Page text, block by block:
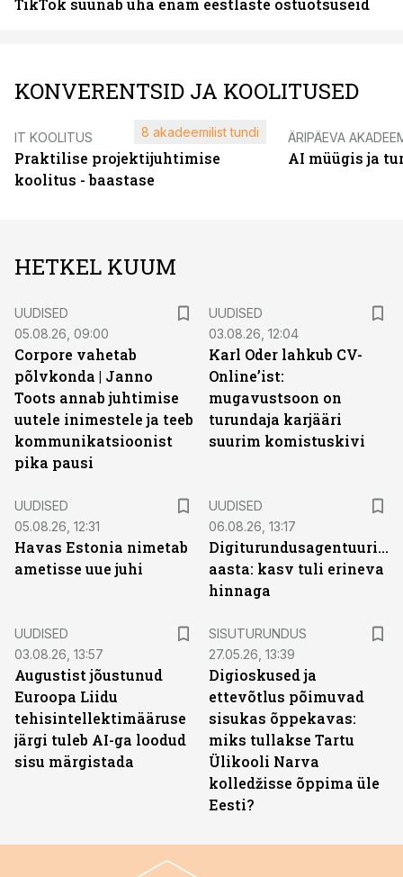
TikTok suunab üha enam eestlaste ostuotsuseid
KONVERENTSID JA KOOLITUSED
IT KOOLITUS
Praktilise projektijuhtimise
koolitus - baastase
8 akadeemilist tundi ÄRIPÄEVA
AI müügis ja
HETKEL KUUM
UUDISED
05.08.26, 09:00
Corpore vahetab
põlvkonda | Janno
Toots annab juhtimise
uutele inimestele ja teeb
kommunikatsioonist
pika pausi
UUDISED
03.08.26, 12:04
Karl Oder lahkub CV-
Online’ist:
mugavustsoon on
turundaja karjääri
suurim komistuskivi
UUDISED
05.08.26, 12:31
Havas Estonia nimetab
ametisse uue juhi
UUDISED
06.08.26, 13:17
Digiturundusagentuuride
aasta: kasv tuli erineva
hinnaga
UUDISED
03.08.26, 13:57
Augustist jõustunud
Euroopa Liidu
tehisintellektimääruse
järgi tuleb AI-ga loodud
sisu märgistada
SISUTURUNDUS
27.05.26, 13:39
Digioskused ja
ettevõtlus põimuvad
sisukas õppekavas:
miks tullakse Tartu
Ülikooli Narva
kolledžisse õppima üle
Eesti?